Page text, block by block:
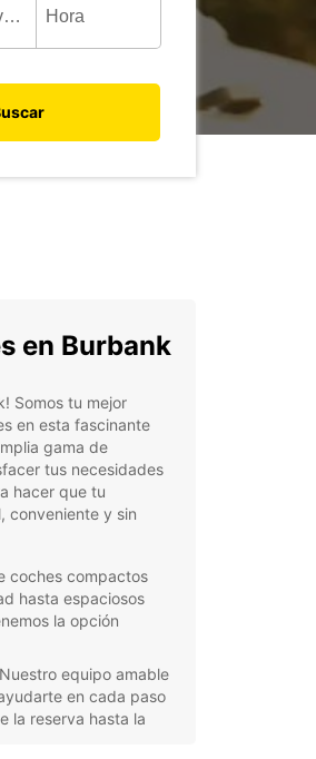
en Burbank
Somos tu mejor
en esta fascinante
gama de
tus necesidades
hacer que tu
conveniente y sin
coches compactos
hasta espaciosos
la opción
equipo amable
en cada paso
la reserva hasta la